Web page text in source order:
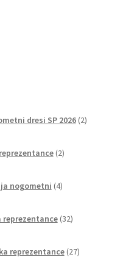
dresi SP 2026 2izdelka
2izdelka
nogometni 4izdelki
reprezentance 32izdelkov
reprezentance 27izdelkov